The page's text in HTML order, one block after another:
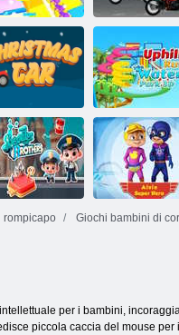
Sottobicchiere
corridore
Sottrazione
matematica
corse in
bicicletta
di Natale
Parco acquatico
Rush in salita
3D
rompicapo Giochi bambini di
per i bambini,
piccola caccia del mouse